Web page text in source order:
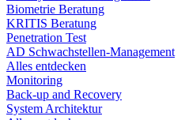
Biometrie Beratung​
KRITIS Beratung​
Penetration Test
AD Schwachstellen-Management
Alles entdecken
Monitoring
Back-up and Recovery
System Architektur